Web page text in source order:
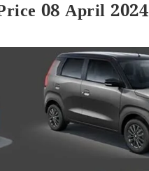
08 April 2024